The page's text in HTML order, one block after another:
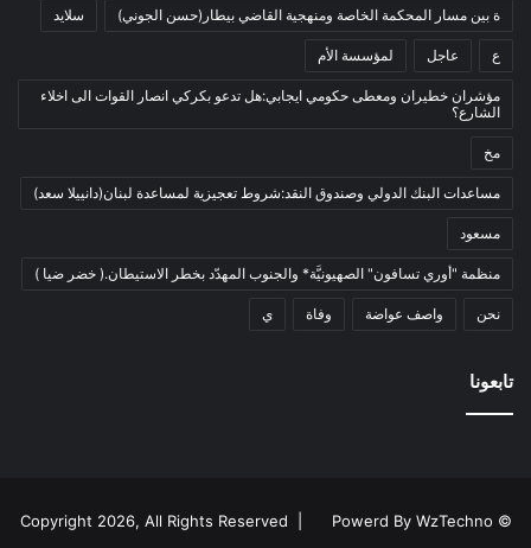
نفط
اتصالات
اخبار مصورة
(100)
العالم العربي
المحكمة الخاصة
(11)
بيئة
ثقافة
(1٬227)
أدب وشعر
بروفايل
(213)
ة بين مسار المحكمة الخاصة ومنهجية القاضي بيطار(حسن الجوني) سلايد
ع عاجل لمؤسسة الأم
مؤشران خطيران ومعطى حكومي ايجابي:هل تدعو بكركي انصار القوات الى اخلاء
الشارع؟
مخ
مساعدات البنك الدولي وصندوق النقد:شروط تعجيزية لمساعدة لبنان(دانييلا سعد)
مسعود
منظمة "أوري تسافون" الصهيونيَّة* والجنوب المهدّد بخطر الاستيطان.( خضر ضيا )
نحن واصف عواضة وفاة ي
تابعونا
© Copyright 2026, All Rights Reserved |
Powerd By WzTechno